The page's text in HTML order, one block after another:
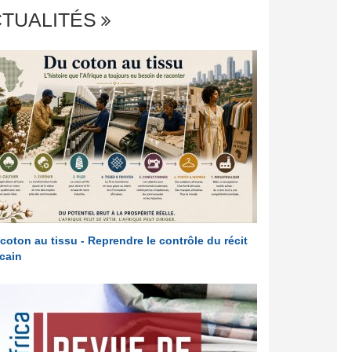
au tissu - Reprendre le contrôle du récit